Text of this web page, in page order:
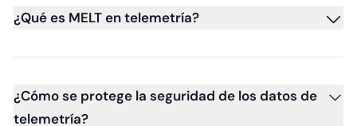
¿Qué es MELT en telemetría?
¿Cómo se protege la seguridad de los datos de
telemetría?